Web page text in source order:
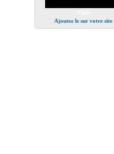
Ajoutez le sur votre site